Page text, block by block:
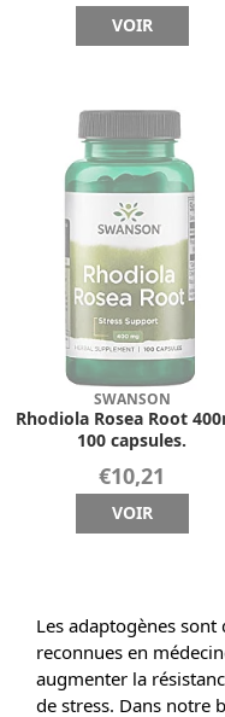
VOIR
SWANSON
Rhodiola Rosea Root
100 capsules.
€10,21
VOIR
Les adaptogènes sont
reconnues en
augmenter la
de stress. Dans notre